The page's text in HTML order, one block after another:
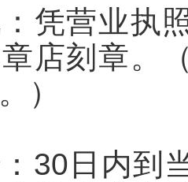
凭营业执
店刻章。
）
30日内到